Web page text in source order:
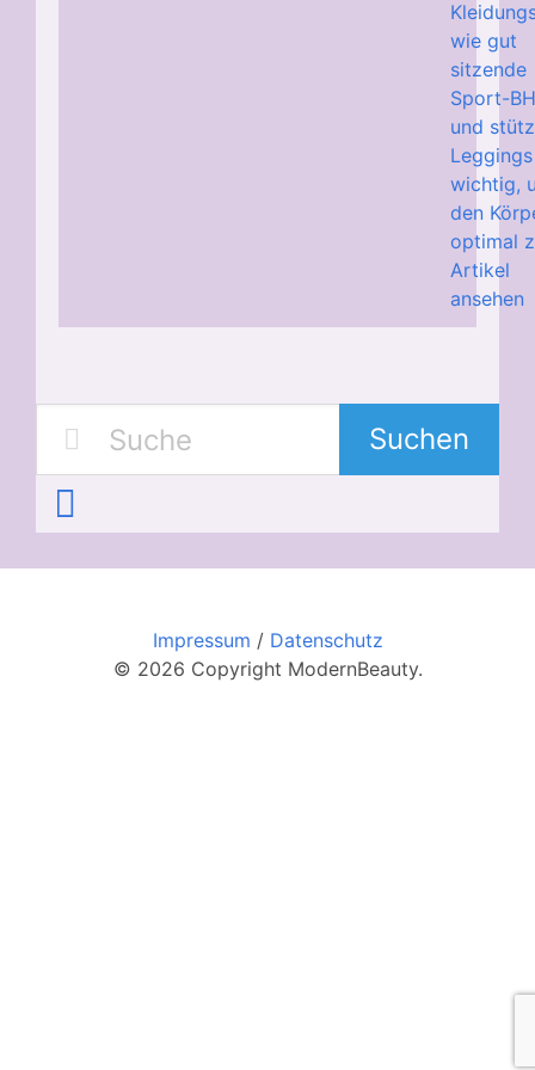
wie gut
sitzende
Sport-
und
Leggings
wichtig,
den
optimal
Artikel
ansehen
Suchen
Impressum / Datenschutz
© 2026 Copyright ModernBeauty.